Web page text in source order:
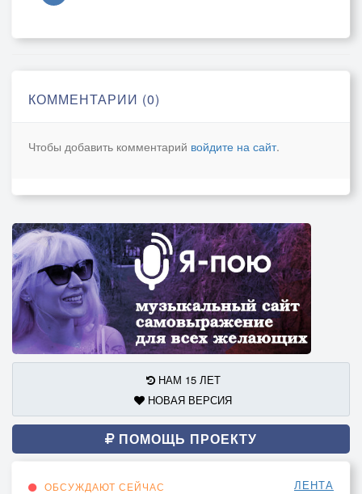
КОММЕНТАРИИ (0)
Чтобы добавить комментарий войдите на сайт.
НАМ 15 ЛЕТ
НОВАЯ ВЕРСИЯ
ПОМОЩЬ ПРОЕКТУ
ОБСУЖДАЮТ СЕЙЧАС ЛЕНТА